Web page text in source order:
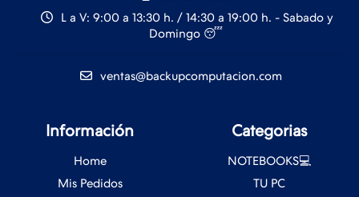
L a V: 9:00 a 13:30 h. / 14:30 a 19:00 h. - Sabado y
Domingo 😴
ventas@backupcomputacion.com
Información
Home
Mis Pedidos
Categorias
NOTEBOOKS💻
TU PC